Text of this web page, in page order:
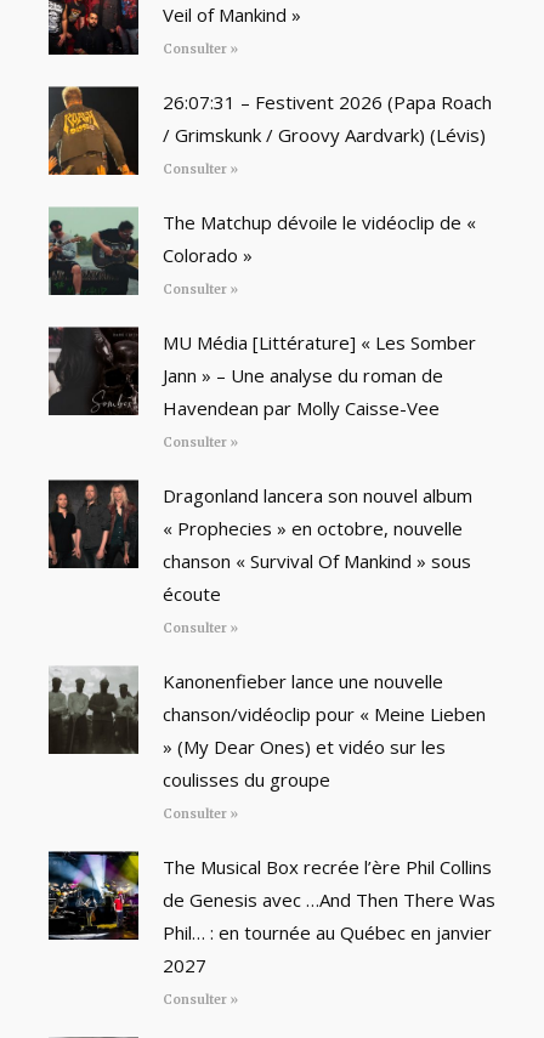
Veil of Mankind »
Consulter »
26:07:31 – Festivent 2026 (Papa Roach
/ Grimskunk / Groovy Aardvark) (Lévis)
Consulter »
The Matchup dévoile le vidéoclip de «
Colorado »
Consulter »
MU Média [Littérature] « Les Somber
Jann » – Une analyse du roman de
Havendean par Molly Caisse-Vee
Consulter »
Dragonland lancera son nouvel album
« Prophecies » en octobre, nouvelle
chanson « Survival Of Mankind » sous
écoute
Consulter »
Kanonenfieber lance une nouvelle
chanson/vidéoclip pour « Meine Lieben
» (My Dear Ones) et vidéo sur les
coulisses du groupe
Consulter »
The Musical Box recrée l’ère Phil Collins
de Genesis avec …And Then There Was
Phil… : en tournée au Québec en janvier
2027
Consulter »